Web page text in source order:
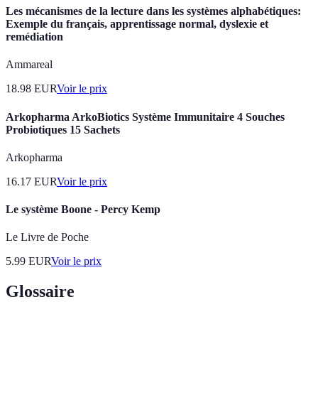
Les mécanismes de la lecture dans les systèmes alphabétiques:
Exemple du français, apprentissage normal, dyslexie et
remédiation
Ammareal
18.98 EURVoir le prix
Arkopharma ArkoBiotics Système Immunitaire 4 Souches
Probiotiques 15 Sachets
Arkopharma
16.17 EURVoir le prix
Le système Boone - Percy Kemp
Le Livre de Poche
5.99 EURVoir le prix
Glossaire